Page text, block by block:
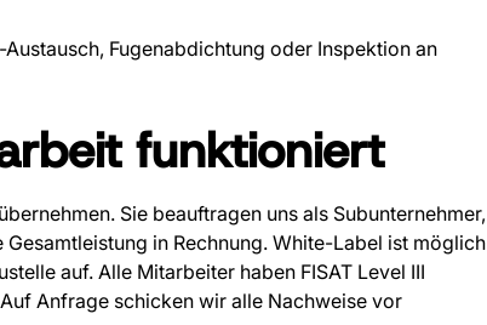
Fugenabdichtung oder Inspektion an
funktioniert
Sie beauftragen uns als Subunternehmer,
in Rechnung. White-Label ist möglich
auf. Alle Mitarbeiter haben FISAT Level III
Anfrage schicken wir alle Nachweise vor